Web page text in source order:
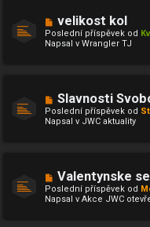
ě
v
e
N
o
v
ý
p
ě
v
velikost kol
Poslední příspěvek od
Napsal v Wrangler TJ
N
o
v
ý
p
ě
v
Slavnosti
Poslední příspěvek od
Napsal v JWC aktuality
N
v
ý
Valentynske
Poslední příspěvek od
Napsal v Akce JWC